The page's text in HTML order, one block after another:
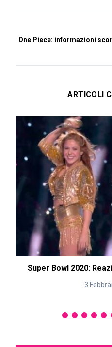
One Piece: informazioni
ARTICOLI
Super Bowl 2020:
3